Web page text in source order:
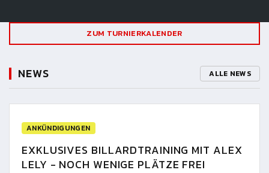
ZUM TURNIERKALENDER
NEWS ALLE NEWS
ANKÜNDIGUNGEN
EXKLUSIVES BILLARDTRAINING MIT ALEX
LELY - NOCH WENIGE PLÄTZE FREI